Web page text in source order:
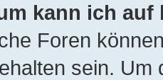
kann ich
Foren
sein. Um